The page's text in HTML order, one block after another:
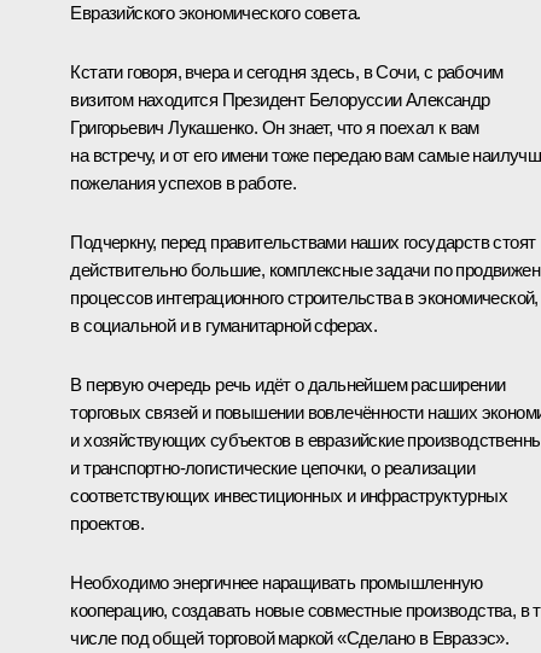
Евразийского экономического совета.
Кстати говоря, вчера и сегодня здесь, в Сочи, с рабочим
визитом находится Президент Белоруссии Александр
Григорьевич Лукашенко. Он знает, что я поехал к вам
на встречу, и от его имени тоже передаю вам самые
пожелания успехов в работе.
Подчеркну, перед правительствами наших государств стоят
действительно большие, комплексные задачи по
процессов интеграционного строительства в экономической,
в социальной и в гуманитарной сферах.
В первую очередь речь идёт о дальнейшем расширении
торговых связей и повышении вовлечённости наших
и хозяйствующих субъектов в евразийские
и транспортно-логистические цепочки, о реализации
соответствующих инвестиционных и инфраструктурных
проектов.
Необходимо энергичнее наращивать промышленную
кооперацию, создавать новые совместные производства, в
числе под общей торговой маркой «Сделано в Евразэс».